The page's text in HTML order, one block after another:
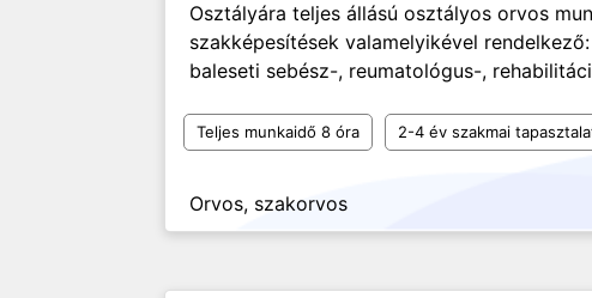
Osztályára teljes állású osztályos orvos
szakképesítések valamelyikével
baleseti sebész-, reumatológus-,
Teljes munkaidő 8 óra 2-4 év szakmai
Orvos, szakorvos